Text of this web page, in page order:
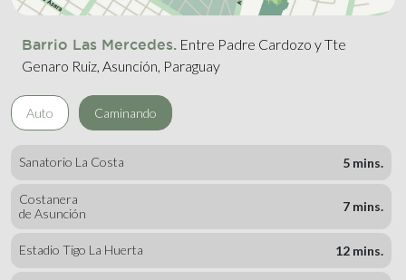
Auto Caminando
Barrio Las Mercedes. Entre Padre Cardozo y Tte
Genaro Ruiz, Asunción, Paraguay
Sanatorio La Costa 5 mins.
Costanera
de Asunción
7 mins.
Estadio Tigo La Huerta 12 mins.